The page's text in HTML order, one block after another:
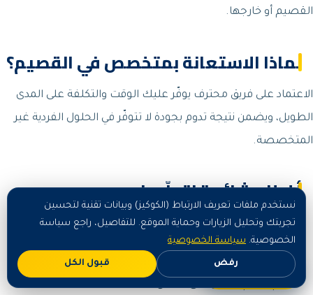
القصيم أو خارجها.
لماذا الاستعانة بمتخصص في القصيم؟
الاعتماد على فريق محترف يوفّر عليك الوقت والتكلفة على المدى
الطويل، ويضمن نتيجة تدوم بجودة لا تتوفّر في الحلول الفردية غير
المتخصصة.
أخطاء شائعة نتجنّبها
إهمال المعاينة وتقدير التكلفة بدقة.
استخدام مواد أو معدّات رديئة تقلّل عمر النتيجة.
عدم تقديم ضمان على العمل.
اطلب الآن
نستخدم ملفات تعريف الارتباط (الكوكيز) وبيانات تقنية لتحسين
تجربتك وتحليل الزيارات وحماية الموقع. للتفاصيل، راجع سياسة
الخصوصية. سياسة الخصوصية
رفض قبول الكل